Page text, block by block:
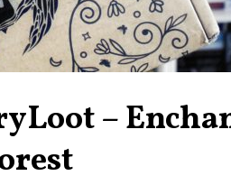
–